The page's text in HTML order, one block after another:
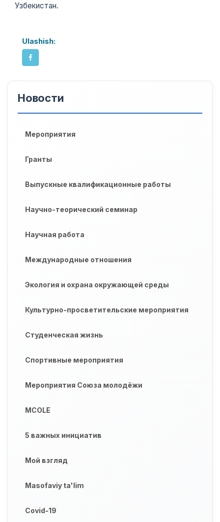
Узбекистан.
Ulashish:
Новости
Мероприятия
Гранты
Выпускные квалификационные работы
Научно-теорический семинар
Научная работа
Международные отношения
Экология и охрана окружающей среды
Культурно-просветительские мероприятия
Студенческая жизнь
Спортивные мероприятия
Мероприятия Союза молодёжи
MCOLE
5 важных инициатив
Мой взгляд
Masofaviy ta'lim
Covid-19